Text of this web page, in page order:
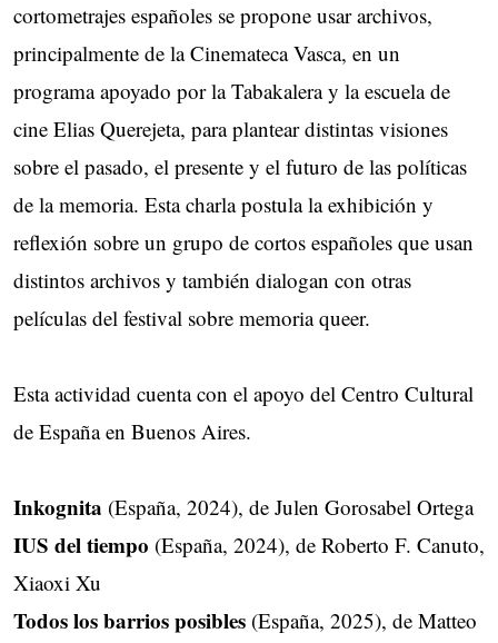
cortometrajes españoles se propone usar archivos,
principalmente de la Cinemateca Vasca, en un
programa apoyado por la Tabakalera y la escuela de
cine Elias Querejeta, para plantear distintas visiones
sobre el pasado, el presente y el futuro de las políticas
de la memoria. Esta charla postula la exhibición y
reflexión sobre un grupo de cortos españoles que usan
distintos archivos y también dialogan con otras
películas del festival sobre memoria queer.
Esta actividad cuenta con el apoyo del Centro Cultural
de España en Buenos Aires.
Inkognita (España, 2024), de Julen Gorosabel Ortega
IUS del tiempo (España, 2024), de Roberto F. Canuto,
Xiaoxi Xu
Todos los barrios posibles (España, 2025), de Matteo